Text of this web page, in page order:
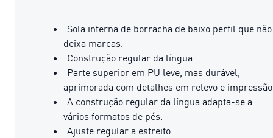
Sola interna de borracha de baixo perfil que não
deixa marcas.
Construção regular da língua
Parte superior em PU leve, mas durável,
aprimorada com detalhes em relevo e impressão
A construção regular da língua adapta-se a
vários formatos de pés.
Ajuste regular a estreito